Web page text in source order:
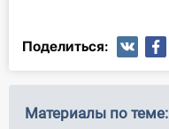
Поделиться:
Материалы по теме: